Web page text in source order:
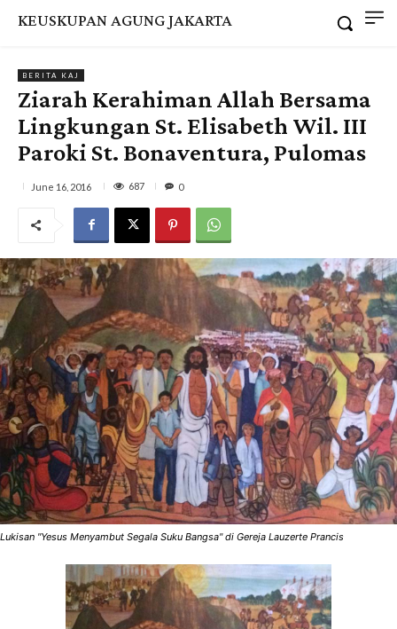
KEUSKUPAN AGUNG JAKARTA
BERITA KAJ
Ziarah Kerahiman Allah Bersama
Lingkungan St. Elisabeth Wil. III
Paroki St. Bonaventura, Pulomas
June 16, 2016 687 0
Lukisan "Yesus Menyambut Segala Suku Bangsa" di Gereja Lauzerte Prancis